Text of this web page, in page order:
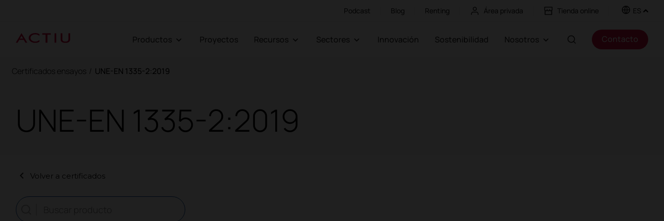
Podcast Blog Renting Área privada Tienda online ES
Productos Proyectos Recursos Sectores Innovación Sostenibilidad Nosotros Contacto
Certificados ensayos / UNE-EN 1335-2:2019
UNE-EN 1335-2:2019
Volver a certificados